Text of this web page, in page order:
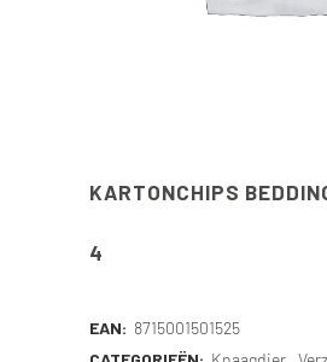
KARTONCHIPS
4
EAN: 8715001501525